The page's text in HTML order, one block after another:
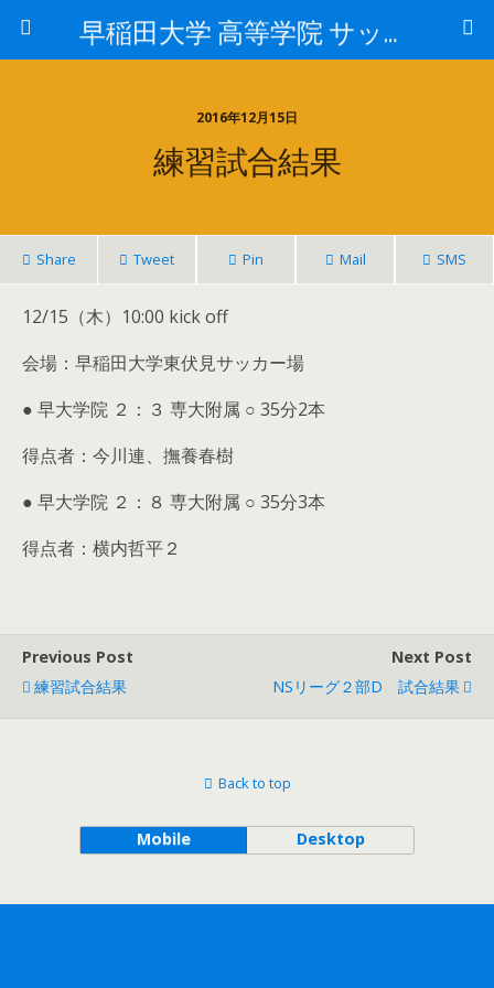
早稲田大学 高等学院 サッカー部
2016年12月15日
練習試合結果
Share Tweet Pin Mail SMS
12/15（木）10:00 kick off
会場：早稲田大学東伏見サッカー場
● 早大学院 ２：３ 専大附属 ○ 35分2本
得点者：今川連、撫養春樹
● 早大学院 ２：８ 専大附属 ○ 35分3本
得点者：横内哲平２
Previous Post
練習試合結果
Next Post
NSリーグ２部D 試合結果
Back to top
Mobile Desktop